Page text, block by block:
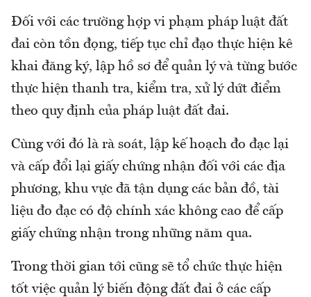
Đối với các trường hợp vi phạm pháp luật đất
đai còn tồn đọng, tiếp tục chỉ đạo thực hiện kê
khai đăng ký, lập hồ sơ để quản lý và từng bước
thực hiện thanh tra, kiểm tra, xử lý dứt điểm
theo quy định của pháp luật đất đai.
Cùng với đó là rà soát, lập kế hoạch đo đạc lại
và cấp đổi lại giấy chứng nhận đối với các địa
phương, khu vực đã tận dụng các bản đồ, tài
liệu đo đạc có độ chính xác không cao để cấp
giấy chứng nhận trong những năm qua.
Trong thời gian tới cũng sẽ tổ chức thực hiện
tốt việc quản lý biến động đất đai ở các cấp